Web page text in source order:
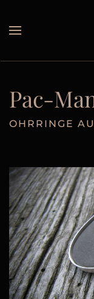
Pac-
OHRRINGE